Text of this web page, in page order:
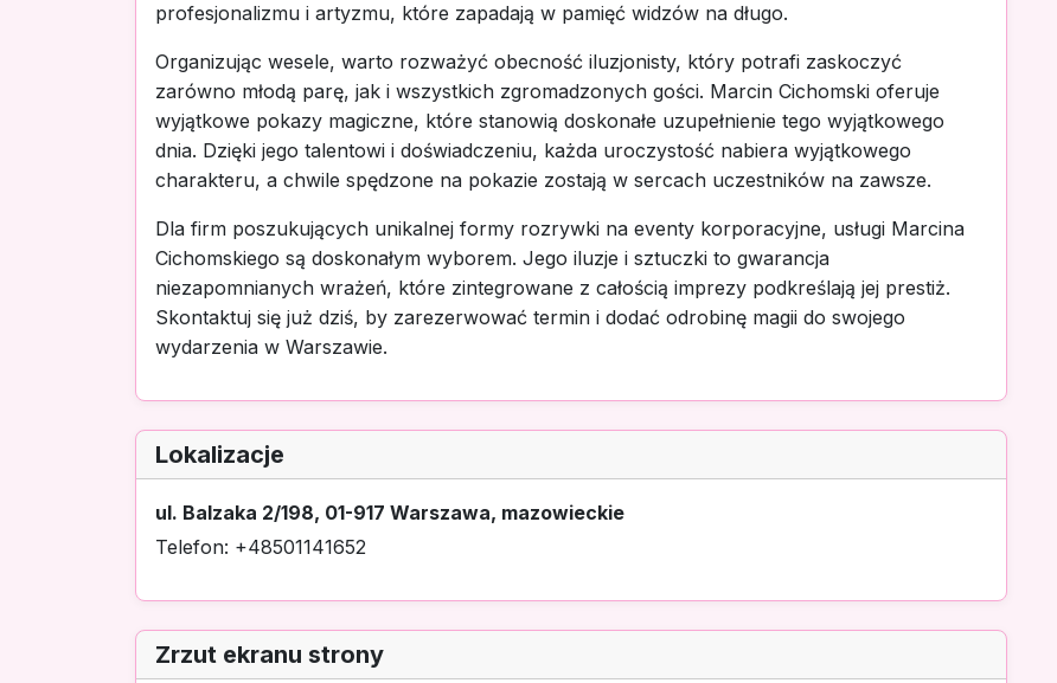
profesjonalizmu i artyzmu, które zapadają w pamięć widzów na długo.
Organizując wesele, warto rozważyć obecność iluzjonisty, który potrafi zaskoczyć
zarówno młodą parę, jak i wszystkich zgromadzonych gości. Marcin Cichomski oferuje
wyjątkowe pokazy magiczne, które stanowią doskonałe uzupełnienie tego wyjątkowego
dnia. Dzięki jego talentowi i doświadczeniu, każda uroczystość nabiera wyjątkowego
charakteru, a chwile spędzone na pokazie zostają w sercach uczestników na zawsze.
Dla firm poszukujących unikalnej formy rozrywki na eventy korporacyjne, usługi Marcina
Cichomskiego są doskonałym wyborem. Jego iluzje i sztuczki to gwarancja
niezapomnianych wrażeń, które zintegrowane z całością imprezy podkreślają jej prestiż.
Skontaktuj się już dziś, by zarezerwować termin i dodać odrobinę magii do swojego
wydarzenia w Warszawie.
Lokalizacje
ul. Balzaka 2/198, 01-917 Warszawa, mazowieckie
Telefon: +48501141652
Zrzut ekranu strony